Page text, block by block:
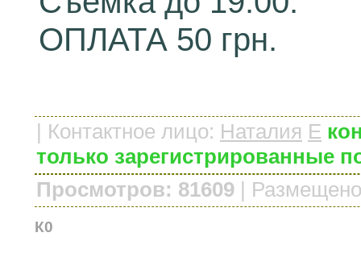
ОПЛАТА 50 грн.
| Контактное лицо: Наталия E
только зарегистрированные
Просмотров: 81609 |
К0